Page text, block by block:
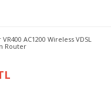
AC1200 Wireless VDSL
Router